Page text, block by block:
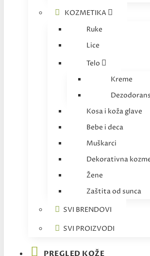
KOZMETIKA
Ruke
Lice
Telo
Kreme
Kosa i koža glave
Bebe i deca
Muškarci
Dekorativna
Žene
Zaštita od sunca
SVI BRENDOVI
SVI PROIZVODI
PREGLED KOŽE